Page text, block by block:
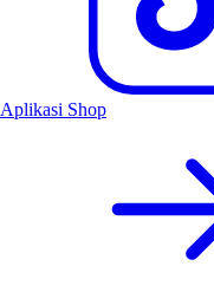
Aplikasi Shop